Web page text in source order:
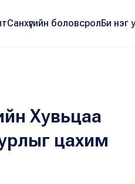
Санхүүгийн боловсролБи нэг
Хувьцаа
цахим